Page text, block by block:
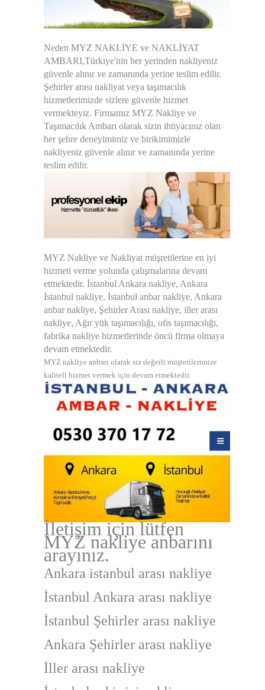
Neden MYZ NAKLİYE ve NAKLİYAT
AMBARI,Türkiye'nin her yerinden nakliyeniz
güvenle alınır ve zamanında yerine teslim edilir.
Şehirler arası nakliyat veya taşımacılık
hizmetlerimizde sizlere güvenle hizmet
vermekteyiz. Firmamız MYZ Nakliye ve
Taşımacılık Ambarı olarak sizin ihtiyacınız olan
her şehre deneyimimiz ve birikimimizle
nakliyeniz güvenle alınır ve zamanında yerine
teslim edilir.
MYZ Nakliye ve Nakliyat müşretilerine en iyi
hizmeti verme yolunda çalışmalarına devam
etmektedir. İstanbul Ankara nakliye, Ankara
İstanbul nakliye, İstanbul anbar nakliye, Ankara
anbar nakliye, Şehirler Arası nakliye, iller arası
nakliye, Ağır yük taşımacılığı, ofis taşımacılığı,
fabrika nakliye hizmetlerinde öncü firma olmaya
devam etmektedir.
MYZ nakliye anbarı olarak siz değerli müşterilerimize
kaliteli hizmet vermek için devam etmektedir.
İletişim için lütfen
MYZ nakliye anbarını
arayınız.
Ankara istanbul arası nakliye
İstanbul Ankara arası nakliye
İstanbul Şehirler arası nakliye
Ankara Şehirler arası nakliye
İller arası nakliye